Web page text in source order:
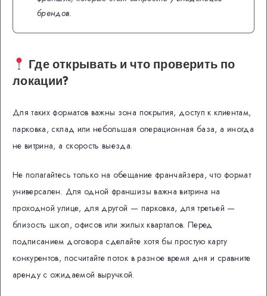
брендов.
Где открывать и что проверить по
локации?
Для таких форматов важны зона покрытия, доступ к клиентам,
парковка, склад или небольшая операционная база, а иногда
не витрина, а скорость выезда.
Не полагайтесь только на обещание франчайзера, что формат
универсален. Для одной франшизы важна витрина на
проходной улице, для другой — парковка, для третьей —
близость школ, офисов или жилых кварталов. Перед
подписанием договора сделайте хотя бы простую карту
конкурентов, посчитайте поток в разное время дня и сравните
аренду с ожидаемой выручкой.